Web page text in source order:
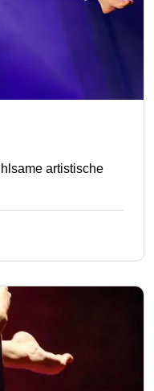
artistische